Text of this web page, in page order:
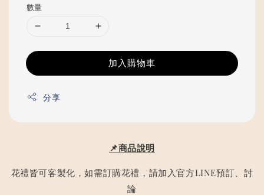
數量
加入購物車
分享
📌商品說明
花禮皆可客製化，如需訂購花禮，請加入官方LINE預訂、討
論